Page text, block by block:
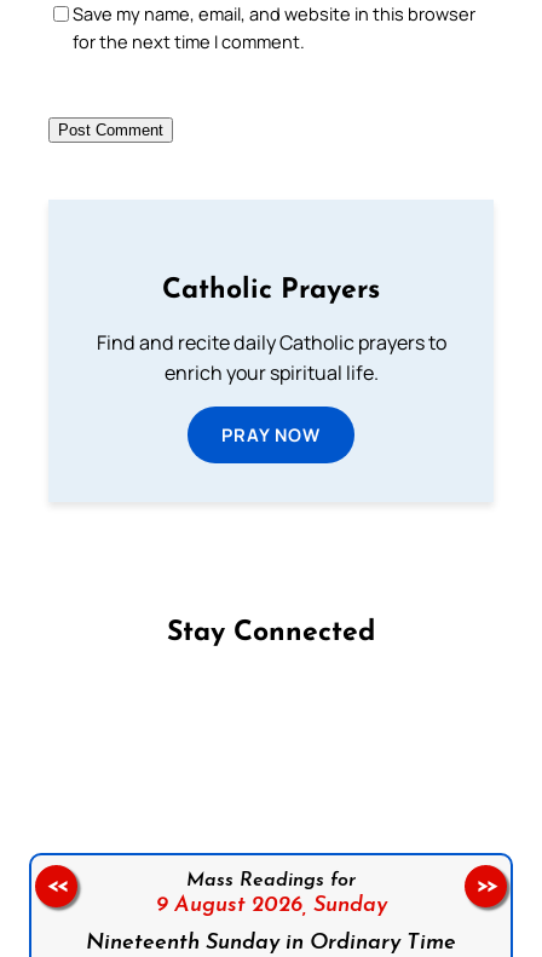
Save my name, email, and website in this browser
for the next time I comment.
Catholic Prayers
Find and recite daily Catholic prayers to
enrich your spiritual life.
PRAY NOW
Stay Connected
Mass Readings for
9 August 2026, Sunday
Nineteenth Sunday in Ordinary Time
<< >>